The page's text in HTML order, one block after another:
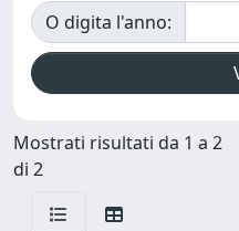
O digita l'anno:
Mostrati risultati da 1 a 2
di 2